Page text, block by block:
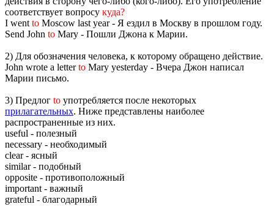
соответствует вопросу куда?
I went to Moscow last year - Я ездил в Москву в прошлом году.
Send John to Mary - Пошли Джона к Марии.
2) Для обозначения человека, к которому обращено действие.
John wrote a letterto Mary yesterday - Вчера Джон написал
Марии письмо.
3) Предлог to употребляется после некоторых
прилагательных. Ниже представлены наиболее
распространенные из них.
useful - полезный
necessary - необходимый
clear - ясный
similar - подобный
opposite - противоположный
important - важный
grateful - благодарный